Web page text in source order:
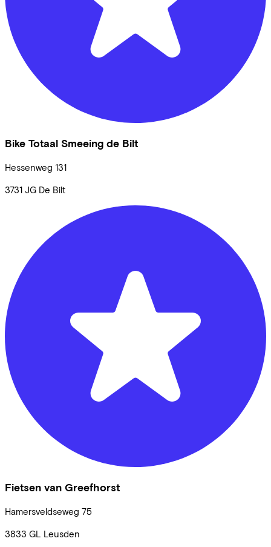
Bike Totaal Smeeing de Bilt
Hessenweg 131
3731 JG De Bilt
Fietsen van Greefhorst
Hamersveldseweg 75
3833 GL Leusden